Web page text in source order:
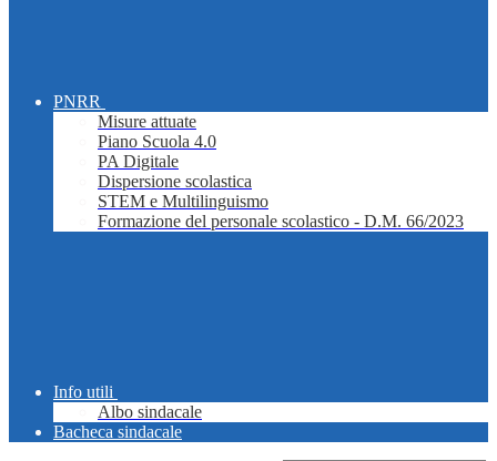
PNRR
Misure attuate
Piano Scuola 4.0
PA Digitale
Dispersione scolastica
STEM e Multilinguismo
Formazione del personale scolastico - D.M. 66/2023
Info utili
Albo sindacale
Bacheca sindacale